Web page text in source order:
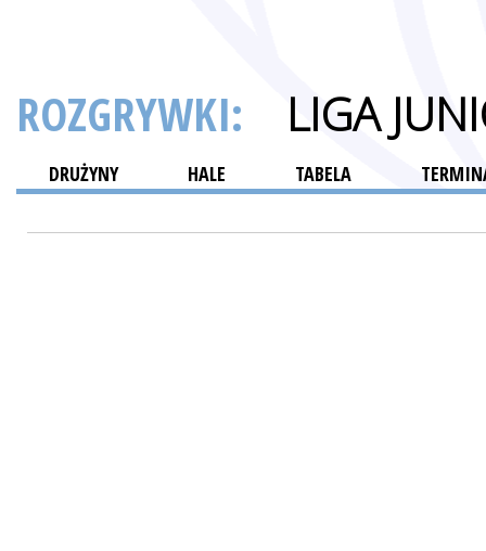
ROZGRYWKI: LIGA
DRUŻYNY HALE TABELA